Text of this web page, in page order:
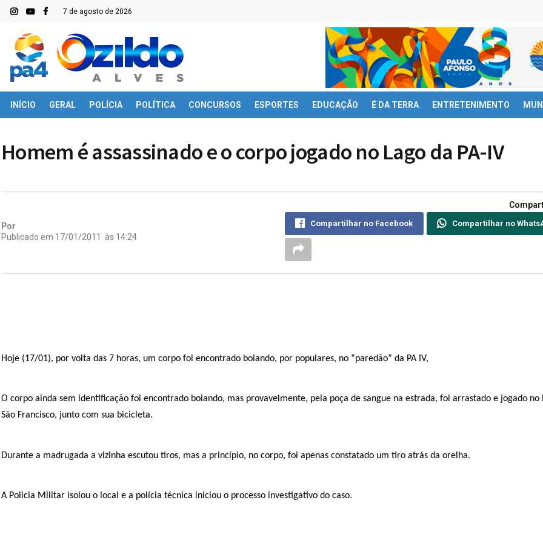
7 de agosto de 2026
INÍCIO GERAL POLÍCIA POLÍTICA CONCURSOS ESPORTES EDUCAÇÃO É DA TERRA ENTRETENIMENTO
Homem é assassinado e o corpo jogado no Lago da PA-IV
Por
Publicado em 17/01/2011 às 14:24
Compartilhar no Facebook Compartilhar no
Hoje (17/01), por volta das 7 horas, um corpo foi encontrado boiando, por populares, no “paredão” da PA IV,
O corpo ainda sem identificação foi encontrado boiando, mas provavelmente, pela poça de sangue na estrada, foi arrastado e jogado no
São Francisco, junto com sua bicicleta.
Durante a madrugada a vizinha escutou tiros, mas a princípio, no corpo, foi apenas constatado um tiro atrás da orelha.
A Policia Militar isolou o local e a polícia técnica iniciou o processo investigativo do caso.